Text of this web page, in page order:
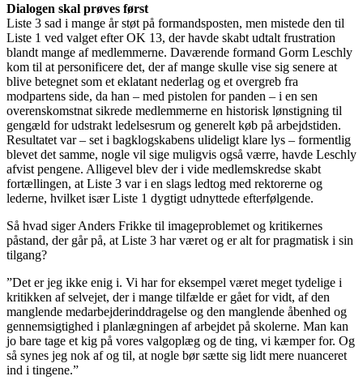
Dialogen skal prøves først
Liste 3 sad i mange år støt på formandsposten, men mistede den til
Liste 1 ved valget efter OK 13, der havde skabt udtalt frustration
blandt mange af medlemmerne. Daværende formand Gorm Leschly
kom til at personificere det, der af mange skulle vise sig senere at
blive betegnet som et eklatant nederlag og et overgreb fra
modpartens side, da han – med pistolen for panden – i en sen
overenskomstnat sikrede medlemmerne en historisk lønstigning til
gengæld for udstrakt ledelsesrum og generelt køb på arbejdstiden.
Resultatet var – set i bagklogskabens ulideligt klare lys – formentlig
blevet det samme, nogle vil sige muligvis også værre, havde Leschly
afvist pengene. Alligevel blev der i vide medlemskredse skabt
fortællingen, at Liste 3 var i en slags ledtog med rektorerne og
lederne, hvilket især Liste 1 dygtigt udnyttede efterfølgende.
Så hvad siger Anders Frikke til imageproblemet og kritikernes
påstand, der går på, at Liste 3 har været og er alt for pragmatisk i sin
tilgang?
”Det er jeg ikke enig i. Vi har for eksempel været meget tydelige i
kritikken af selvejet, der i mange tilfælde er gået for vidt, af den
manglende medarbejderinddragelse og den manglende åbenhed og
gennemsigtighed i planlægningen af arbejdet på skolerne. Man kan
jo bare tage et kig på vores valgoplæg og de ting, vi kæmper for. Og
så synes jeg nok af og til, at nogle bør sætte sig lidt mere nuanceret
ind i tingene.”